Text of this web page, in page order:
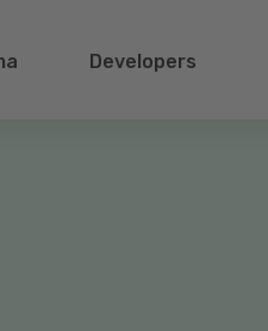
Developers